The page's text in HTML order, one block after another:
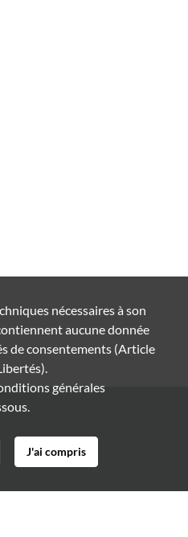
nécessaires à son
aucune donnée
de consentements (Article
générales
J'ai compris